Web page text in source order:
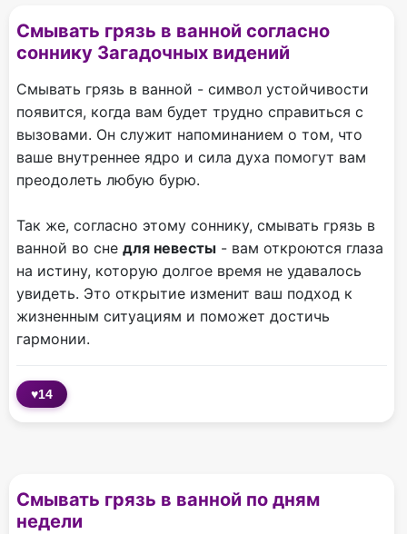
Смывать грязь в ванной согласно
соннику Загадочных видений
Смывать грязь в ванной - символ устойчивости
появится, когда вам будет трудно справиться с
вызовами. Он служит напоминанием о том, что
ваше внутреннее ядро и сила духа помогут вам
преодолеть любую бурю.
Так же, согласно этому соннику, смывать грязь в
ванной во сне для невесты - вам откроются глаза
на истину, которую долгое время не удавалось
увидеть. Это открытие изменит ваш подход к
жизненным ситуациям и поможет достичь
гармонии.
♥14
Смывать грязь в ванной по дням
недели